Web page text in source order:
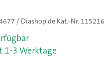
/ Diashop.de Kat.-Nr. 115216
1-3 Werktage